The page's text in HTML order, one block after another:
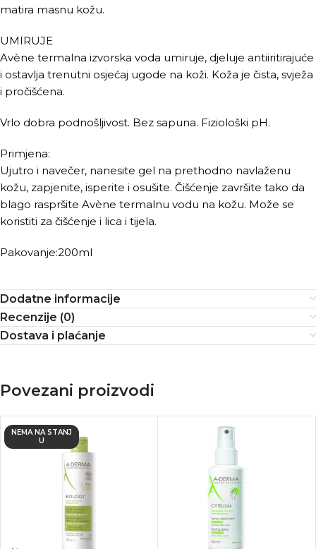
matira masnu kožu.
UMIRUJE
Avène termalna izvorska voda umiruje, djeluje antiiritirajuće
i ostavlja trenutni osjećaj ugode na koži. Koža je čista, svježa
i pročišćena.
Vrlo dobra podnošljivost. Bez sapuna. Fiziološki pH.
Primjena:
Ujutro i navečer, nanesite gel na prethodno navlaženu
kožu, zapjenite, isperite i osušite. Čišćenje završite tako da
blago raspršite Avène termalnu vodu na kožu. Može se
koristiti za čišćenje i lica i tijela.
Pakovanje:200ml
Dodatne informacije
Recenzije (0)
Dostava i plaćanje
Povezani proizvodi
NEMA NA STANJ
U